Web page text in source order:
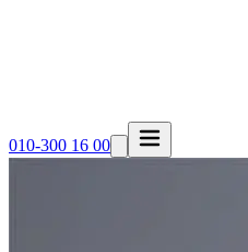
010-300 16 00